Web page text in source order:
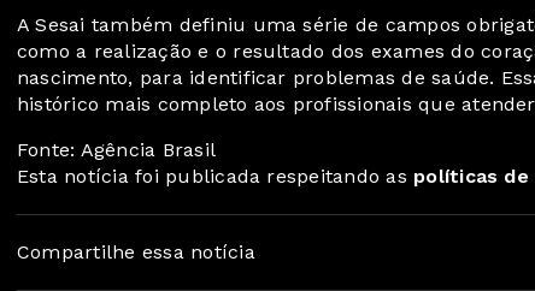
A Sesai também definiu uma série de campos
como a realização e o resultado dos exames do
nascimento, para identificar problemas de saúde.
histórico mais completo aos profissionais que
Fonte: Agência Brasil
Esta notícia foi publicada respeitando as políticas de
Compartilhe essa notícia